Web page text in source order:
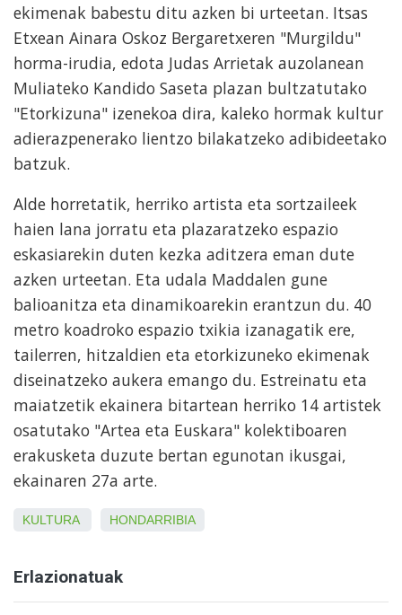
ekimenak babestu ditu azken bi urteetan. Itsas
Etxean Ainara Oskoz Bergaretxeren "Murgildu"
horma-irudia, edota Judas Arrietak auzolanean
Muliateko Kandido Saseta plazan bultzatutako
"Etorkizuna" izenekoa dira, kaleko hormak kultur
adierazpenerako lientzo bilakatzeko adibideetako
batzuk.
Alde horretatik, herriko artista eta sortzaileek
haien lana jorratu eta plazaratzeko espazio
eskasiarekin duten kezka aditzera eman dute
azken urteetan. Eta udala Maddalen gune
balioanitza eta dinamikoarekin erantzun du. 40
metro koadroko espazio txikia izanagatik ere,
tailerren, hitzaldien eta etorkizuneko ekimenak
diseinatzeko aukera emango du. Estreinatu eta
maiatzetik ekainera bitartean herriko 14 artistek
osatutako "Artea eta Euskara" kolektiboaren
erakusketa duzute bertan egunotan ikusgai,
ekainaren 27a arte.
KULTURA HONDARRIBIA
Erlazionatuak